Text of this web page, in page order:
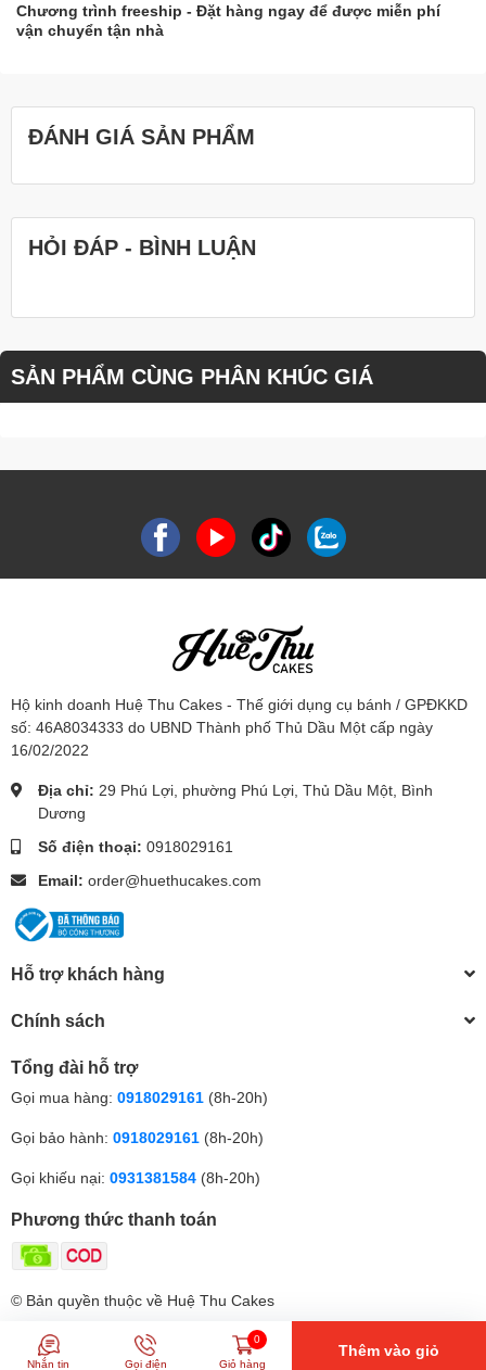
Chương trình freeship - Đặt hàng ngay để được miễn phí
vận chuyển tận nhà
ĐÁNH GIÁ SẢN PHẨM
HỎI ĐÁP - BÌNH LUẬN
SẢN PHẨM CÙNG PHÂN KHÚC GIÁ
Hộ kinh doanh Huệ Thu Cakes - Thế giới dụng cụ bánh / GPĐKKD
số: 46A8034333 do UBND Thành phố Thủ Dầu Một cấp ngày
16/02/2022
Địa chỉ: 29 Phú Lợi, phường Phú Lợi, Thủ Dầu Một, Bình
Dương
Số điện thoại: 0918029161
Email: order@huethucakes.com
Hỗ trợ khách hàng
Chính sách
Tổng đài hỗ trợ
Gọi mua hàng: 0918029161 (8h-20h)
Gọi bảo hành: 0918029161 (8h-20h)
Gọi khiếu nại: 0931381584 (8h-20h)
Phương thức thanh toán
© Bản quyền thuộc về Huệ Thu Cakes
Nhắn tin Gọi điện
0
Giỏ hàng
Thêm vào giỏ